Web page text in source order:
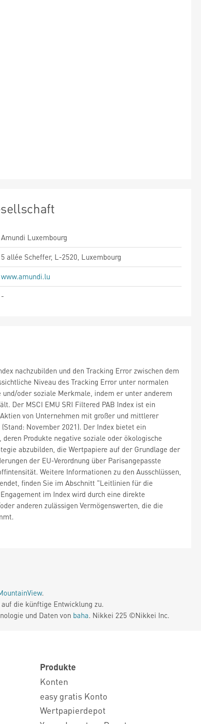
Amundi Luxembourg
5 allée Scheffer, L-2520, Luxembourg
www.amundi.lu
-
nachzubilden und den Tracking Error zwischen dem
Niveau des Tracking Error unter normalen
oder soziale Merkmale, indem er unter anderem
Der MSCI EMU SRI Filtered PAB Index ist ein
von Unternehmen mit großer und mittlerer
November 2021). Der Index bietet ein
Produkte negative soziale oder ökologische
abzubilden, die Wertpapiere auf der Grundlage der
der EU-Verordnung über Parisangepasste
Weitere Informationen zu den Ausschlüssen,
finden Sie im Abschnitt "Leitlinien für die
im Index wird durch eine direkte
anderen zulässigen Vermögenswerten, die die
.
die künftige Entwicklung zu.
und Daten von baha. Nikkei 225 ©Nikkei Inc.
Produkte
Konten
easy gratis Konto
Wertpapierdepot